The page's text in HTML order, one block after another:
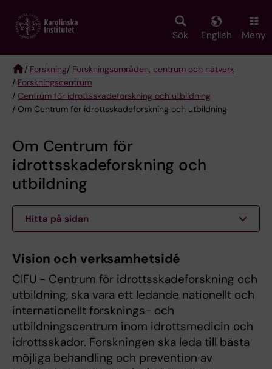
main
Sök English Meny
Breadcrumb
/ Forskning/ Forskningsområden, centrum och nätverk
/ Forskningscentrum
/ Centrum för idrottsskadeforskning och utbildning
/ Om Centrum för idrottsskadeforskning och utbildning
Om Centrum för
idrottsskadeforskning och
utbildning
Hitta på sidan
Vision och verksamhetsidé
CIFU - Centrum för idrottsskadeforskning och
utbildning, ska vara ett ledande nationellt och
internationellt forsknings- och
utbildningscentrum inom idrottsmedicin och
idrottsskador. Forskningen ska leda till bästa
möjliga behandling och prevention av